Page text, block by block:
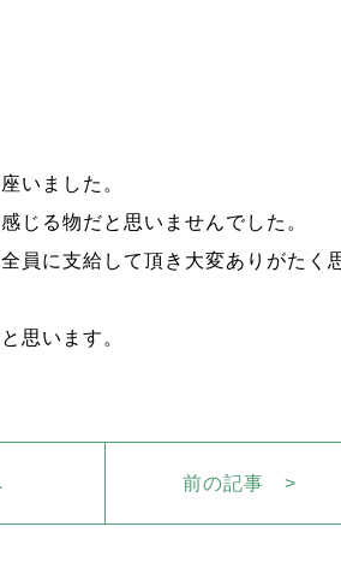
いました。
じる物だと思いませんでした。
員に支給して頂き大変ありがたく
思います。
前の記事 >